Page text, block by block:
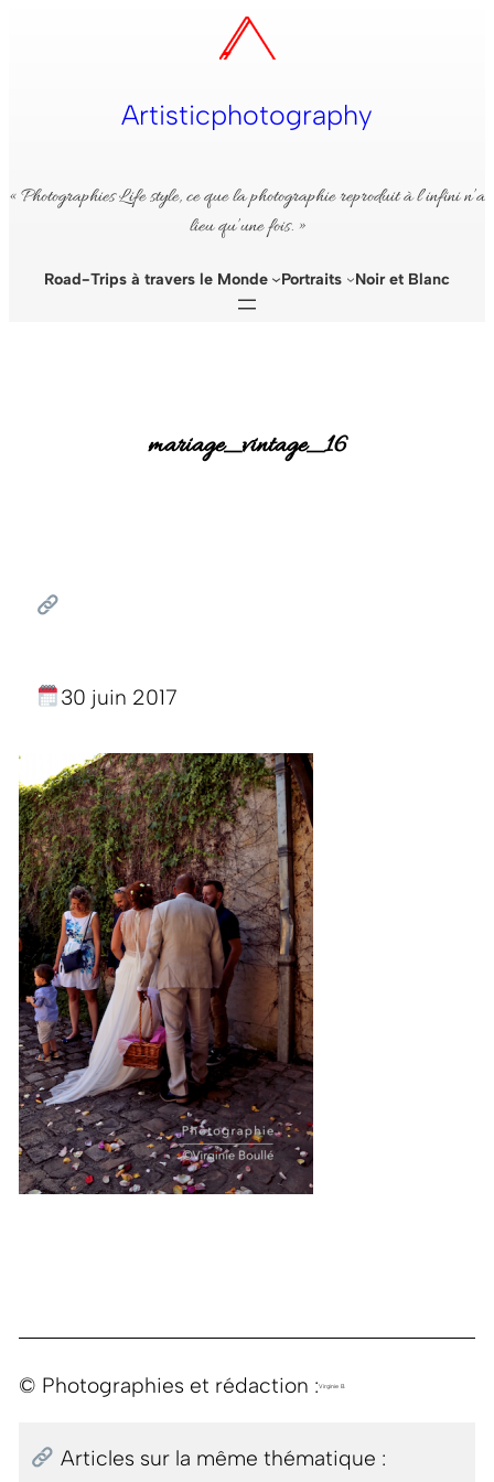
Artisticphotography
« Photographies Life style, ce que la photographie reproduit à l’infini n’a
lieu qu’une fois. »
Road-Trips à travers le Monde Portraits Noir et Blanc
mariage_vintage_16
30 juin 2017
© Photographies et rédaction :Virginie B.
Articles sur la même thématique :